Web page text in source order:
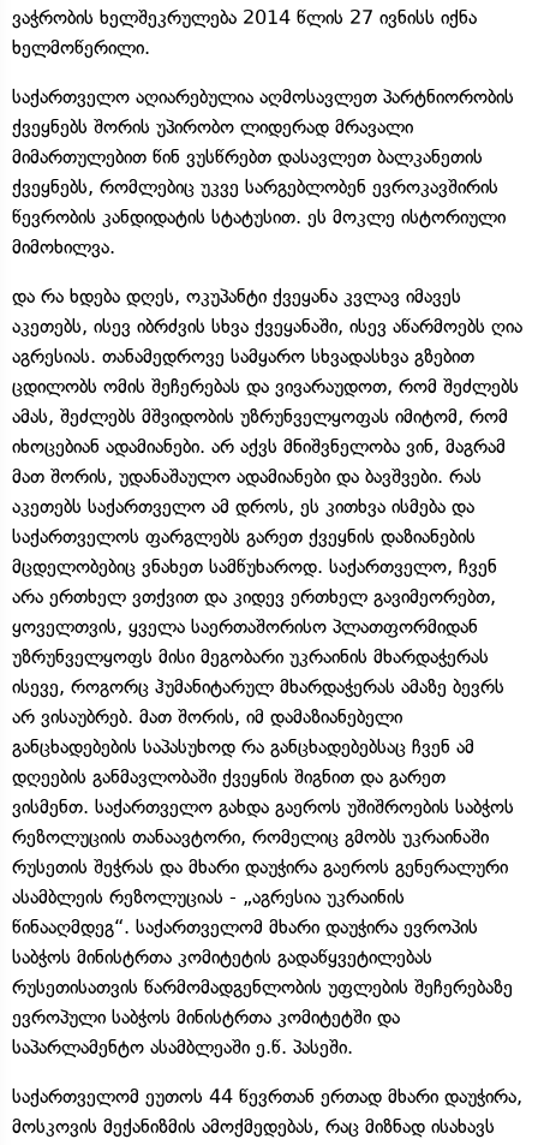
ვაჭრობის ხელშეკრულება 2014 წლის 27 ივნისს იქნა
ხელმოწერილი.
საქართველო აღიარებულია აღმოსავლეთ პარტნიორობის
ქვეყნებს შორის უპირობო ლიდერად მრავალი
მიმართულებით წინ ვუსწრებთ დასავლეთ ბალკანეთის
ქვეყნებს, რომლებიც უკვე სარგებლობენ ევროკავშირის
წევრობის კანდიდატის სტატუსით. ეს მოკლე ისტორიული
მიმოხილვა.
და რა ხდება დღეს, ოკუპანტი ქვეყანა კვლავ იმავეს
აკეთებს, ისევ იბრძვის სხვა ქვეყანაში, ისევ აწარმოებს ღია
აგრესიას. თანამედროვე სამყარო სხვადასხვა გზებით
ცდილობს ომის შეჩერებას და ვივარაუდოთ, რომ შეძლებს
ამას, შეძლებს მშვიდობის უზრუნველყოფას იმიტომ, რომ
იხოცებიან ადამიანები. არ აქვს მნიშვნელობა ვინ, მაგრამ
მათ შორის, უდანაშაულო ადამიანები და ბავშვები. რას
აკეთებს საქართველო ამ დროს, ეს კითხვა ისმება და
საქართველოს ფარგლებს გარეთ ქვეყნის დაზიანების
მცდელობებიც ვნახეთ სამწუხაროდ. საქართველო, ჩვენ
არა ერთხელ ვთქვით და კიდევ ერთხელ გავიმეორებთ,
ყოველთვის, ყველა საერთაშორისო პლათფორმიდან
უზრუნველყოფს მისი მეგობარი უკრაინის მხარდაჭერას
ისევე, როგორც ჰუმანიტარულ მხარდაჭერას ამაზე ბევრს
არ ვისაუბრებ. მათ შორის, იმ დამაზიანებელი
განცხადებების საპასუხოდ რა განცხადებებსაც ჩვენ ამ
დღეების განმავლობაში ქვეყნის შიგნით და გარეთ
ვისმენთ. საქართველო გახდა გაეროს უშიშროების საბჭოს
რეზოლუციის თანაავტორი, რომელიც გმობს უკრაინაში
რუსეთის შეჭრას და მხარი დაუჭირა გაეროს გენერალური
ასამბლეის რეზოლუციას - „აგრესია უკრაინის
წინააღმდეგ“. საქართველომ მხარი დაუჭირა ევროპის
საბჭოს მინისტრთა კომიტეტის გადაწყვეტილებას
რუსეთისათვის წარმომადგენლობის უფლების შეჩერებაზე
ევროპული საბჭოს მინისტრთა კომიტეტში და
საპარლამენტო ასამბლეაში ე.წ. პასეში.
საქართველომ ეუთოს 44 წევრთან ერთად მხარი დაუჭირა,
მოსკოვის მექანიზმის ამოქმედებას, რაც მიზნად ისახავს